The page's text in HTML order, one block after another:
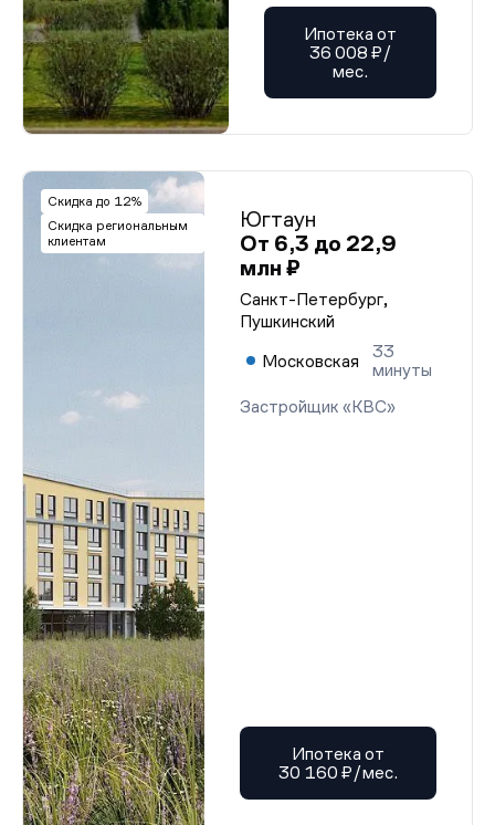
Ипотека от
36 008 ₽/
мес.
Скидка до 12%
Скидка региональным
клиентам
Югтаун
От 6,3 до 22,9
млн ₽
Санкт-Петербург,
Пушкинский
Московская
33
минуты
Застройщик «КВС»
Ипотека от
30 160 ₽/мес.